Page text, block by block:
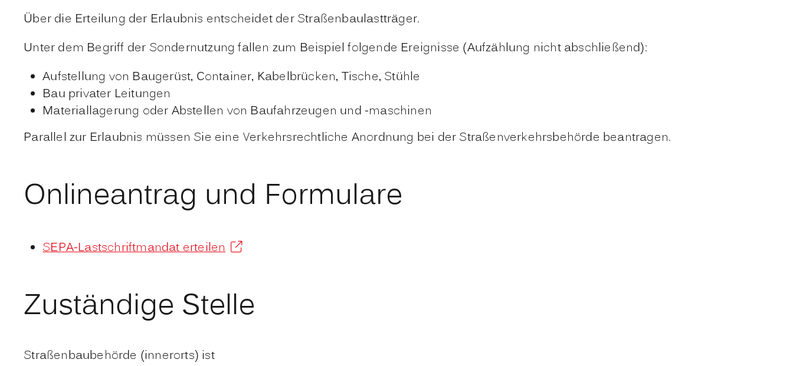
Über die Erteilung der Erlaubnis entscheidet der Straßenbaulastträger.
Unter dem Begriff der Sondernutzung fallen zum Beispiel folgende Ereignisse (Aufzählung nicht abschließend):
Aufstellung von Baugerüst, Container, Kabelbrücken, Tische, Stühle
Bau privater Leitungen
Materiallagerung oder Abstellen von Baufahrzeugen und -maschinen
Parallel zur Erlaubnis müssen Sie eine Verkehrsrechtliche Anordnung bei der Straßenverkehrsbehörde beantragen.
Onlineantrag und Formulare
SEPA-Lastschriftmandat erteilen
Zuständige Stelle
Straßenbaubehörde (innerorts) ist